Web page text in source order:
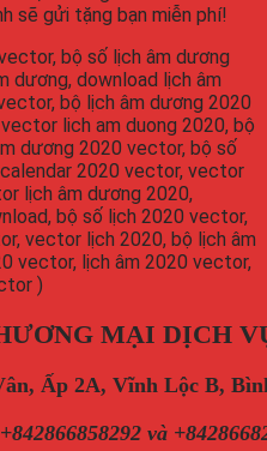
sẽ gửi tặng bạn miễn phí!
bộ số lịch âm dương
dương, download lịch âm
bộ lịch âm dương 2020
lich am duong 2020, bộ
dương 2020 vector, bộ số
2020 vector, vector
lịch âm dương 2020,
bộ số lịch 2020 vector,
vector lịch 2020, bộ lịch âm
vector, lịch âm 2020 vector,
)
MẠI DỊCH
Ấp 2A, Vĩnh Lộc B,
+842866858292 và